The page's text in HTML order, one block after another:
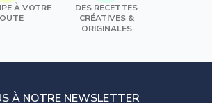
À VOTRE
DES RECETTES
CRÉATIVES &
ORIGINALES
À NOTRE NEWSLETTER